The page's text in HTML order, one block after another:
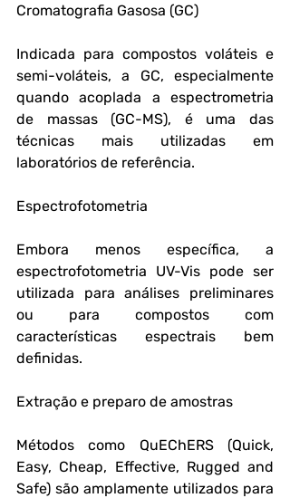
Cromatografia Gasosa (GC)
Indicada para compostos voláteis e
semi-voláteis, a GC, especialmente
quando acoplada a espectrometria
de massas (GC-MS), é uma das
técnicas mais utilizadas em
laboratórios de referência.
Espectrofotometria
Embora menos específica, a
espectrofotometria UV-Vis pode ser
utilizada para análises preliminares
ou para compostos com
características espectrais bem
definidas.
Extração e preparo de amostras
Métodos como QuEChERS (Quick,
Easy, Cheap, Effective, Rugged and
Safe) são amplamente utilizados para